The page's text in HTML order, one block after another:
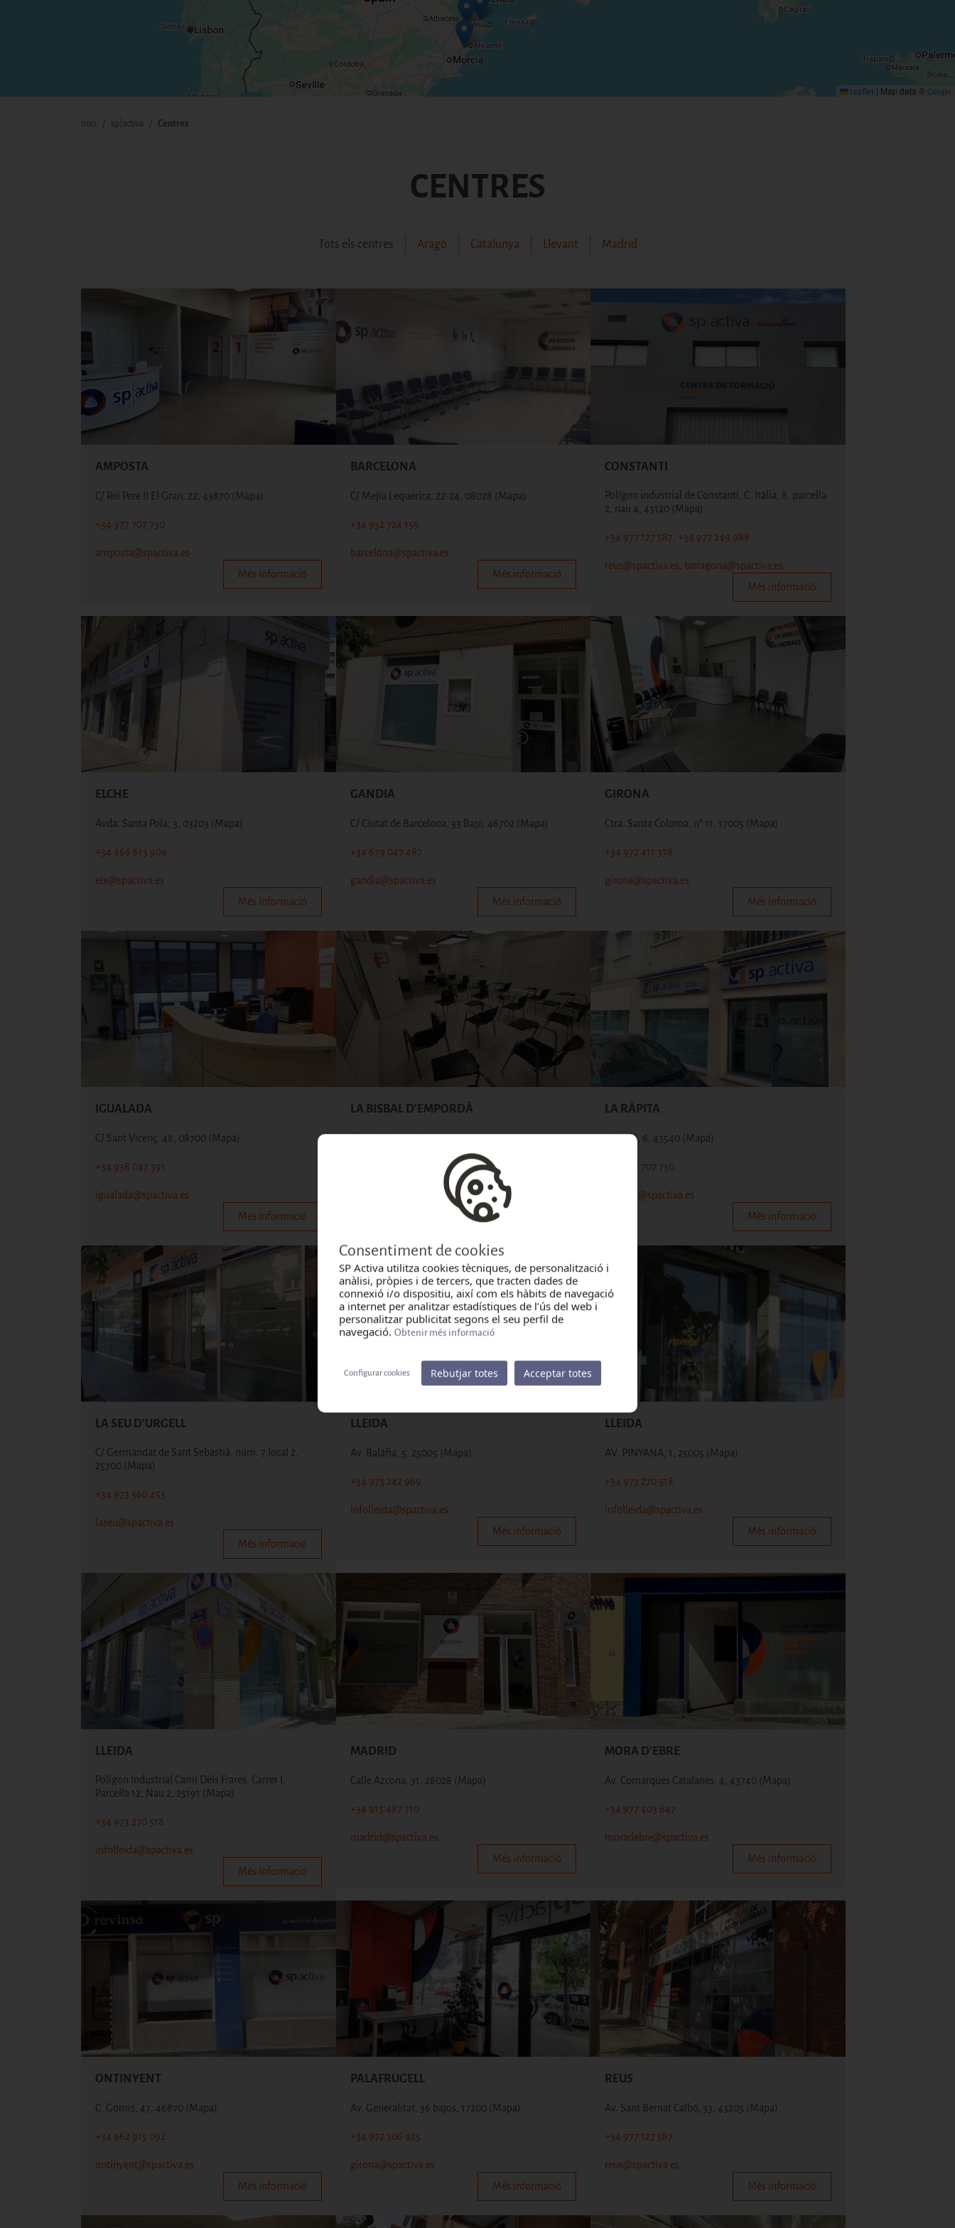
Leaflet | Map data © Google
FIL D'ARIADNA
Inici sp|activa Centres
CENTRES
Tots els centres Aragó Catalunya Llevant Madrid
AMPOSTA
C/ Rei Pere II El Gran, 22, 43870 (Mapa)
+34 977 707 730
amposta@spactiva.es
Més informació
BARCELONA
C/ Mejía Lequerica, 22-24, 08028 (Mapa)
+34 932 724 159
barcelona@spactiva.es
Més informació
CONSTANTI
Polígon industrial de Constantí, C. Itàlia, 8, parcel·la
2, nau 4, 43120 (Mapa)
+34 977 127 587, +34 977 249 988
reus@spactiva.es, tarragona@spactiva.es
Més informació
ELCHE
Avda. Santa Pola, 3, 03203 (Mapa)
+34 966 613 909
elx@spactiva.es
Més informació
GANDIA
C/ Ciutat de Barcelona, 33 Bajo, 46702 (Mapa)
+34 679 047 487
gandia@spactiva.es
Més informació
GIRONA
Ctra. Santa Coloma, nº 11, 17005 (Mapa)
+34 972 411 378
girona@spactiva.es
Més informació
IGUALADA
C/ Sant Vicenç, 48, 08700 (Mapa)
+34 938 047 391
igualada@spactiva.es
Més informació
LA BISBAL D'EMPORDÀ
Plaça del President Macià, 4, 17100(Mapa)
Més informació
LA RÀPITA
C/ Tudó, 6, 43540 (Mapa)
+34 977 707 730
larapita@spactiva.es
Més informació
LA SEU D'URGELL
C/ Germandat de Sant Sebastià, núm. 7 local 2,
25700 (Mapa)
+34 973 360 453
laseu@spactiva.es
Més informació
LLEIDA
Av. Balàfia, 5, 25005 (Mapa)
+34 973 242 969
infolleida@spactiva.es
Més informació
LLEIDA
AV. PINYANA, 1, 25005 (Mapa)
+34 973 270 518
infolleida@spactiva.es
Més informació
LLEIDA
Polígon Industrial Camí Dels Frares, Carrer I,
Parcel·la 12, Nau 2, 25191 (Mapa)
+34 973 270 518
infolleida@spactiva.es
Més informació
MADRID
Calle Azcona, 31, 28028 (Mapa)
+34 915 487 710
madrid@spactiva.es
Més informació
MORA D'EBRE
Av. Comarques Catalanes, 4, 43740 (Mapa)
+34 977 403 647
moradebre@spactiva.es
Més informació
ONTINYENT
C. Gomis, 47, 46870 (Mapa)
+34 962 915 092
ontinyent@spactiva.es
Més informació
PALAFRUGELL
Av. Generalitat, 36 bajos, 17200 (Mapa)
+34 972 306 925
girona@spactiva.es
Més informació
REUS
Av. Sant Bernat Calbó, 33, 43205 (Mapa)
+34 977 127 587
reus@spactiva.es
Més informació
Consentiment de cookies
SP Activa utilitza cookies tècniques, de personalització i
anàlisi, pròpies i de tercers, que tracten dades de
connexió i/o dispositiu, així com els hàbits de navegació
a internet per analitzar estadístiques de l’ús del web i
personalitzar publicitat segons el seu perfil de
navegació. Obtenir més informació
Configurar cookies Rebutjar totes Acceptar totes